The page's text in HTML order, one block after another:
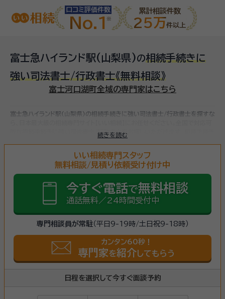
口コミ評価件数
No.1
累計相談件数
25万件以上
富士急ハイランド駅(山梨県)の相続手続きに
強い司法書士/行政書士《無料相談》
富士河口湖町全域の専門家はこちら
続きを読む
富士急ハイランド駅(山梨県)の相続手続きに強い司法書士/行政書士を探すな
能な相続手続きに強い司法書士/行政書士をお探しいただけます。
告・納税（相続財産が基礎控除額を超えていた場合）など多岐に渡るため、相続
手続きに強い専門家にまずは相談しましょう。
いい相続専門スタッフ
無料相談/見積り依頼受け付け中
今すぐ電話で無料相談
通話無料／24時間受付中
専門相談員が常駐（平日9-19時/土日祝9-18時）
カンタン60秒！
専門家を紹介 してもらう
日程を選択して今すぐ面談予約